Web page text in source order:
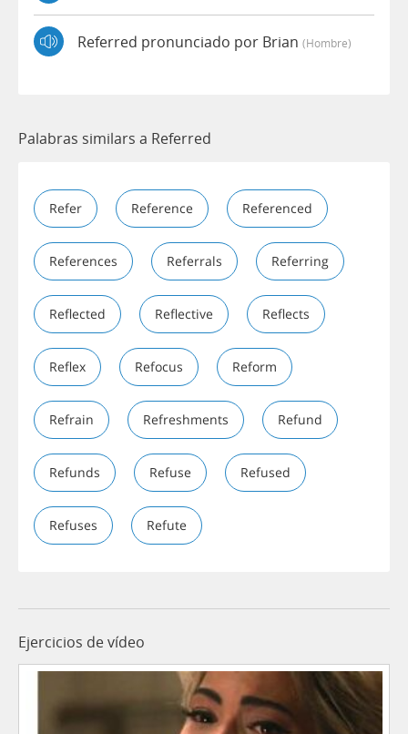
Referred pronunciado por Brian (hombre)
Palabras similars a Referred
Refer Reference Referenced
References Referrals Referring
Reflected Reflective Reflects
Reflex Refocus Reform
Refrain Refreshments Refund
Refunds Refuse Refused
Refuses Refute
Ejercicios de vídeo